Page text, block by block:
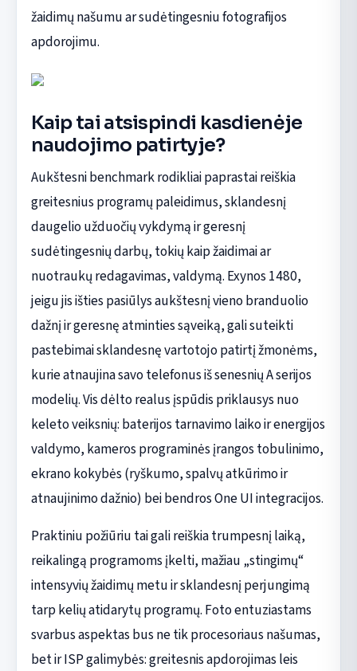
žaidimų našumu ar sudėtingesniu fotografijos
apdorojimu.
Kaip tai atsispindi kasdienėje
naudojimo patirtyje?
Aukštesni benchmark rodikliai paprastai reiškia
greitesnius programų paleidimus, sklandesnį
daugelio užduočių vykdymą ir geresnį
sudėtingesnių darbų, tokių kaip žaidimai ar
nuotraukų redagavimas, valdymą. Exynos 1480,
jeigu jis išties pasiūlys aukštesnį vieno branduolio
dažnį ir geresnę atminties sąveiką, gali suteikti
pastebimai sklandesnę vartotojo patirtį žmonėms,
kurie atnaujina savo telefonus iš senesnių A serijos
modelių. Vis dėlto realus įspūdis priklausys nuo
keleto veiksnių: baterijos tarnavimo laiko ir energijos
valdymo, kameros programinės įrangos tobulinimo,
ekrano kokybės (ryškumo, spalvų atkūrimo ir
atnaujinimo dažnio) bei bendros One UI integracijos.
Praktiniu požiūriu tai gali reiškia trumpesnį laiką,
reikalingą programoms įkelti, mažiau „stingimų“
intensyvių žaidimų metu ir sklandesnį perjungimą
tarp kelių atidarytų programų. Foto entuziastams
svarbus aspektas bus ne tik procesoriaus našumas,
bet ir ISP galimybės: greitesnis apdorojimas leis